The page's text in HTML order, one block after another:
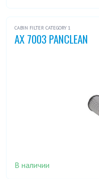
CABIN FILTER CATEGORY 1
AX 7003 PANCLEAN
В наличии